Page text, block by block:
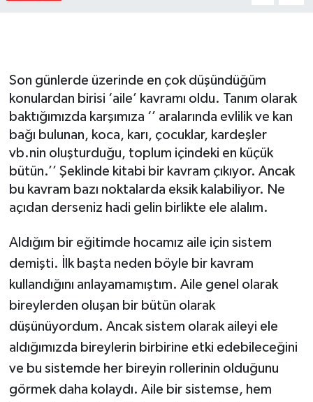
Son günlerde üzerinde en çok düşündüğüm
konulardan birisi ‘aile’ kavramı oldu. Tanım olarak
baktığımızda karşımıza ‘’ aralarında evlilik ve kan
bağı bulunan, koca, karı, çocuklar, kardeşler
vb.nin oluşturduğu, toplum içindeki en küçük
bütün.’’ Şeklinde kitabi bir kavram çıkıyor. Ancak
bu kavram bazı noktalarda eksik kalabiliyor. Ne
açıdan derseniz hadi gelin birlikte ele alalım.
Aldığım bir eğitimde hocamız aile için sistem
demişti. İlk başta neden böyle bir kavram
kullandığını anlayamamıştım. Aile genel olarak
bireylerden oluşan bir bütün olarak
düşünüyordum. Ancak sistem olarak aileyi ele
aldığımızda bireylerin birbirine etki edebileceğini
ve bu sistemde her bireyin rollerinin olduğunu
görmek daha kolaydı. Aile bir sistemse, hem
Gündem
Politika
Spor
Turizm